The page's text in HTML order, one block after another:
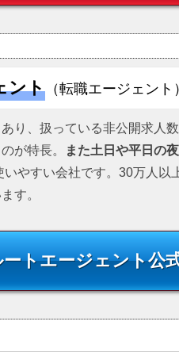
ント （転職エージェント）
り、扱っている非公開求人
が特長。
また土日や平日の
いやすい会社です。30万人以
す。
トエージェント公